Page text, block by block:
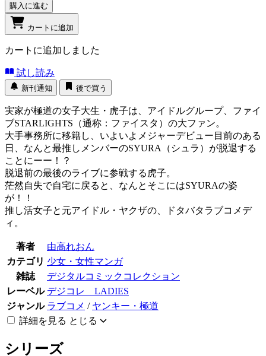
購入に進む
カートに追加
カートに追加しました
試し読み
新刊通知 後で買う
実家が極道の女子大生・虎子は、アイドルグループ、ファイ
ブSTARLIGHTS（通称：ファイスタ）の大ファン。
大手事務所に移籍し、いよいよメジャーデビュー目前のある
日、なんと最推しメンバーのSYURA（シュラ）が脱退する
ことにーー！？
脱退前の最後のライブに参戦する虎子。
茫然自失で自宅に戻ると、なんとそこにはSYURAの姿
が！！
推し活女子と元アイドル・ヤクザの、ドタバタラブコメデ
ィ。
著者
由高れおん
カテゴリ 少女・女性マンガ
雑誌
デジタルコミックコレクション
レーベル デジコレ LADIES
ジャンル ラブコメ / ヤンキー・極道
詳細を見る とじる
シリーズ